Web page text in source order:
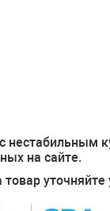
нестабильным
на сайте.